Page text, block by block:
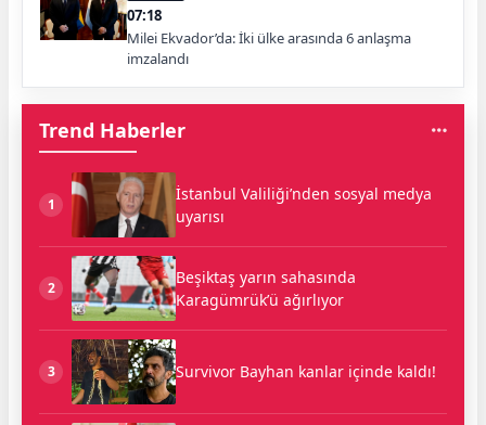
07:18
Milei Ekvador’da: İki ülke arasında 6 anlaşma
imzalandı
Trend Haberler
1
İstanbul Valiliği’nden sosyal medya
uyarısı
2
Beşiktaş yarın sahasında
Karagümrük’ü ağırlıyor
3 Survivor Bayhan kanlar içinde kaldı!